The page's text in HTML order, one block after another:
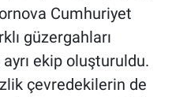
Cumhuriyet
güzergahları
ekip oluşturuldu.
çevredekilerin de